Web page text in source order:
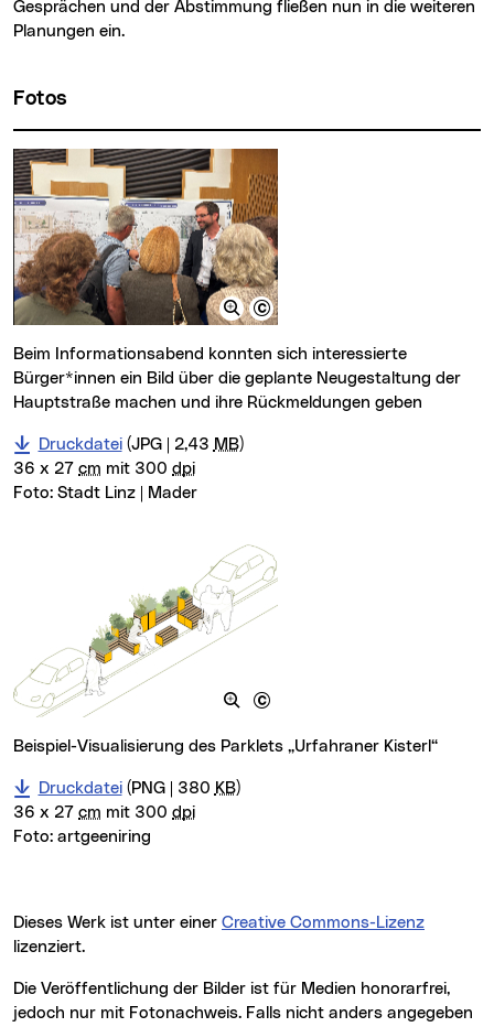
Gesprächen und der Abstimmung fließen nun in die weiteren
Planungen ein.
Fotos
Beim Informationsabend konnten sich interessierte
Bürger*innen ein Bild über die geplante Neugestaltung der
Hauptstraße machen und ihre Rückmeldungen geben
Druckdatei(JPG | 2,43 MB)
36 x 27 cm mit 300 dpi
Foto: Stadt Linz | Mader
Beispiel-Visualisierung des Parklets „Urfahraner Kisterl“
Druckdatei(PNG | 380 KB)
36 x 27 cm mit 300 dpi
Foto: artgeeniring
Dieses Werk ist unter einer Creative Commons-Lizenz
lizenziert.
Die Veröffentlichung der Bilder ist für Medien honorarfrei,
jedoch nur mit Fotonachweis. Falls nicht anders angegeben